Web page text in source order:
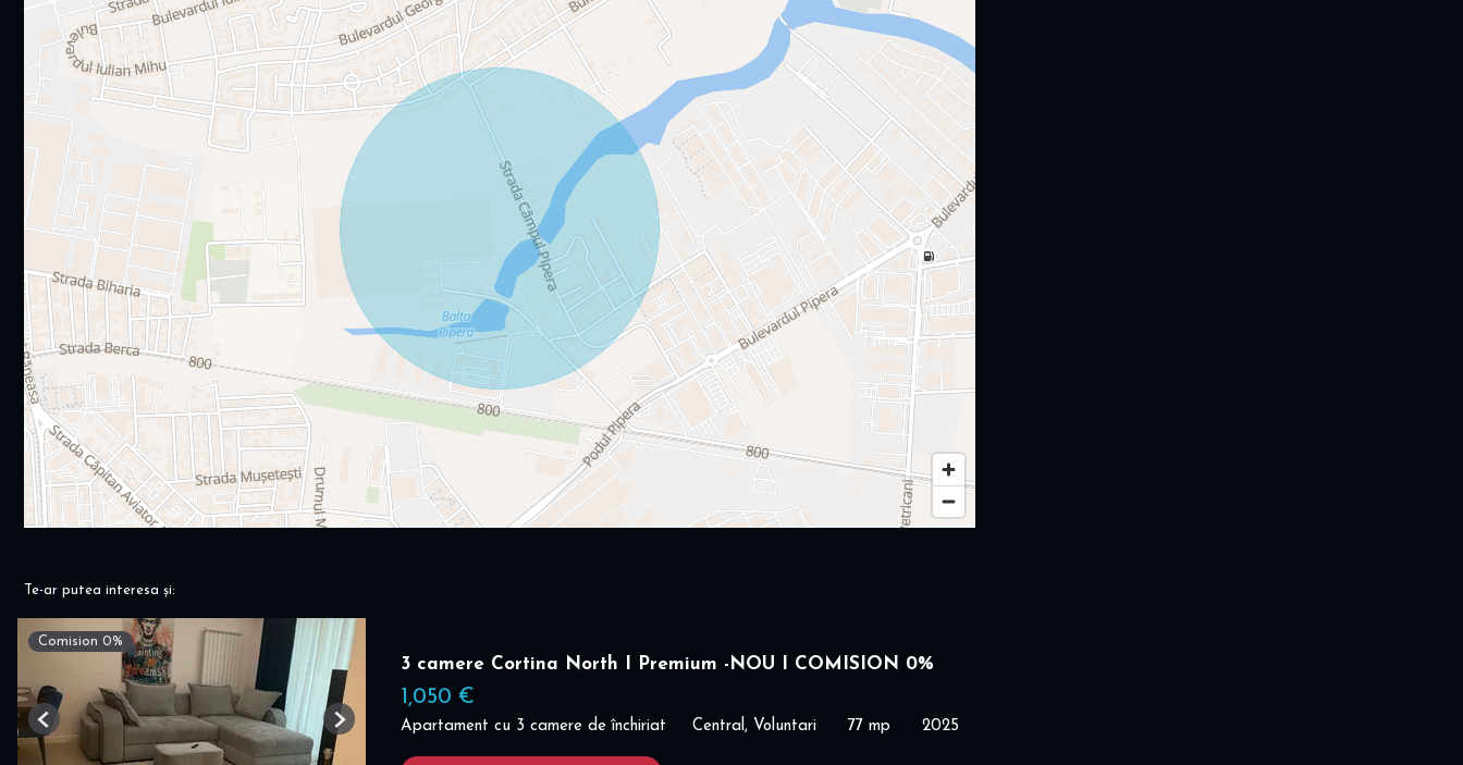
Te-ar putea interesa și:
Comision 0%
Previous Next
3 camere Cortina North I Premium -NOU I COMISION 0%
1,050 €
Apartament cu 3 camere de închiriat Central, Voluntari 77 mp 2025